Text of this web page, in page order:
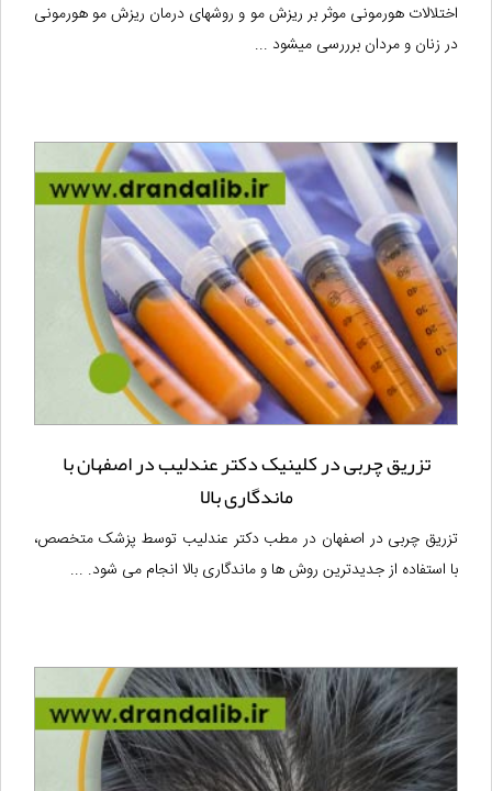
اختلالات هورمونی موثر بر ریزش مو و روشهای درمان ریزش مو هورمونی
در زنان و مردان برررسی میشود ...
تزریق چربی در کلینیک دکتر عندلیب در اصفهان با
ماندگاری بالا
تزریق چربی در اصفهان در مطب دکتر عندلیب توسط پزشک متخصص،
با استفاده از جدیدترین روش ها و ماندگاری بالا انجام می شود. ...